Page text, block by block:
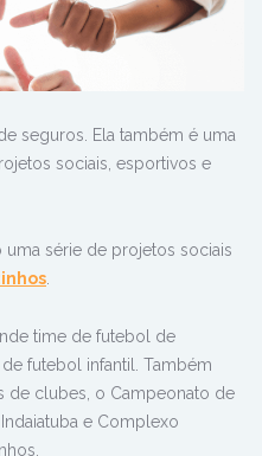
seguros. Ela também é uma
sociais, esportivos e
série de projetos sociais
.
time de futebol de
futebol infantil. Também
de clubes, o Campeonato de
e Complexo